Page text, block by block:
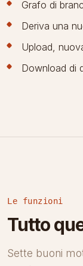
Grafo di
Deriva una
Upload,
Download di
Le funzioni
Tutto
Sette buoni